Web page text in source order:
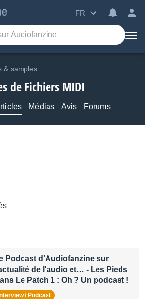
FR
& samples
de Fichiers MIDI
Médias Avis Forums
Podcast d'Audiofanzine sur
de l'audio et… - Les Pieds
Le Patch 1 : Oh ? Un podcast !
Interview / Podcast